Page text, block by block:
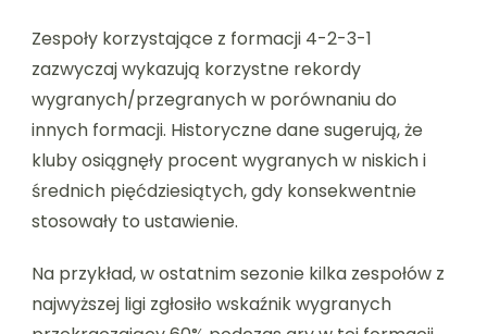
Zespoły korzystające z formacji 4-2-3-1
zazwyczaj wykazują korzystne rekordy
wygranych/przegranych w porównaniu do
innych formacji. Historyczne dane sugerują, że
kluby osiągnęły procent wygranych w niskich i
średnich pięćdziesiątych, gdy konsekwentnie
stosowały to ustawienie.
Na przykład, w ostatnim sezonie kilka zespołów z
najwyższej ligi zgłosiło wskaźnik wygranych